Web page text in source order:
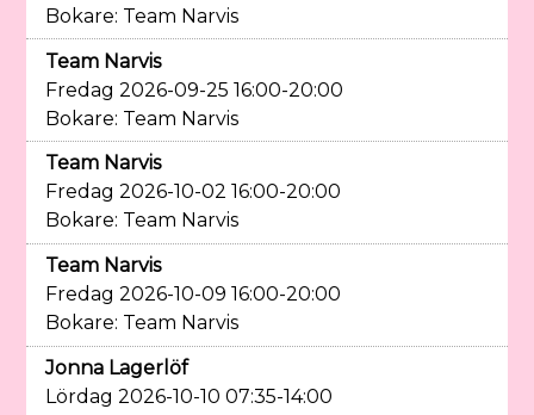
Bokare: Team Narvis
Team Narvis
Fredag 2026-09-25 16:00-20:00
Bokare: Team Narvis
Team Narvis
Fredag 2026-10-02 16:00-20:00
Bokare: Team Narvis
Team Narvis
Fredag 2026-10-09 16:00-20:00
Bokare: Team Narvis
Jonna Lagerlöf
Lördag 2026-10-10 07:35-14:00